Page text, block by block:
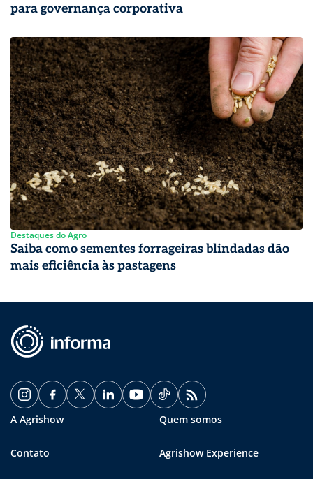
para governança corporativa
Destaques do Agro
Saiba como sementes forrageiras blindadas dão
mais eficiência às pastagens
A Agrishow Quem somos
Contato Agrishow Experience